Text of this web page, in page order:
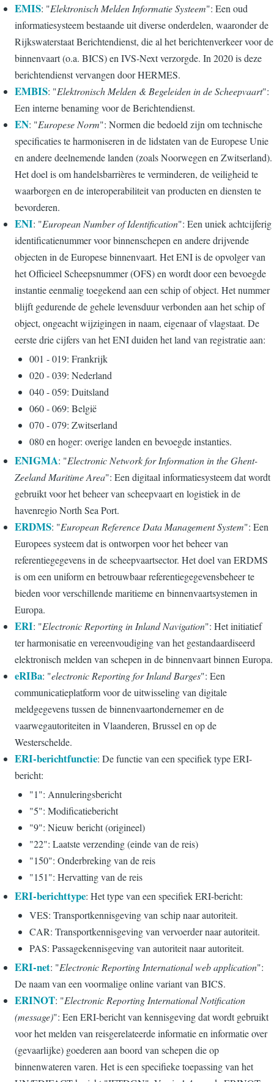
EMIS: "Elektronisch Melden Informatie Systeem": Een oud
informatiesysteem bestaande uit diverse onderdelen, waaronder de
Rijkswaterstaat Berichtendienst, die al het berichtenverkeer voor de
binnenvaart (o.a. BICS) en IVS-Next verzorgde. In 2020 is deze
berichtendienst vervangen door HERMES.
EMBIS: "Elektronisch Melden & Begeleiden in de Scheepvaart":
Een interne benaming voor de Berichtendienst.
EN: "Europese Norm": Normen die bedoeld zijn om technische
specificaties te harmoniseren in de lidstaten van de Europese Unie
en andere deelnemende landen (zoals Noorwegen en Zwitserland).
Het doel is om handelsbarrières te verminderen, de veiligheid te
waarborgen en de interoperabiliteit van producten en diensten te
bevorderen.
ENI: "European Number of Identification": Een uniek achtcijferig
identificatienummer voor binnenschepen en andere drijvende
objecten in de Europese binnenvaart. Het ENI is de opvolger van
het Officieel Scheepsnummer (OFS) en wordt door een bevoegde
instantie eenmalig toegekend aan een schip of object. Het nummer
blijft gedurende de gehele levensduur verbonden aan het schip of
object, ongeacht wijzigingen in naam, eigenaar of vlagstaat. De
eerste drie cijfers van het ENI duiden het land van registratie aan:
001 - 019: Frankrijk
020 - 039: Nederland
040 - 059: Duitsland
060 - 069: België
070 - 079: Zwitserland
080 en hoger: overige landen en bevoegde instanties.
ENIGMA: "Electronic Network for Information in the Ghent-
Zeeland Maritime Area": Een digitaal informatiesysteem dat wordt
gebruikt voor het beheer van scheepvaart en logistiek in de
havenregio North Sea Port.
ERDMS: "European Reference Data Management System": Een
Europees systeem dat is ontworpen voor het beheer van
referentiegegevens in de scheepvaartsector. Het doel van ERDMS
is om een uniform en betrouwbaar referentiegegevensbeheer te
bieden voor verschillende maritieme en binnenvaartsystemen in
Europa.
ERI: "Electronic Reporting in Inland Navigation": Het initiatief
ter harmonisatie en vereenvoudiging van het gestandaardiseerd
elektronisch melden van schepen in de binnenvaart binnen Europa.
eRIBa: "electronic Reporting for Inland Barges": Een
communicatieplatform voor de uitwisseling van digitale
meldgegevens tussen de binnenvaartondernemer en de
vaarwegautoriteiten in Vlaanderen, Brussel en op de
Westerschelde.
ERI-berichtfunctie: De functie van een specifiek type ERI-
bericht:
"1": Annuleringsbericht
"5": Modificatiebericht
"9": Nieuw bericht (origineel)
"22": Laatste verzending (einde van de reis)
"150": Onderbreking van de reis
"151": Hervatting van de reis
ERI-berichttype: Het type van een specifiek ERI-bericht:
VES: Transportkennisgeving van schip naar autoriteit.
CAR: Transportkennisgeving van vervoerder naar autoriteit.
PAS: Passagekennisgeving van autoriteit naar autoriteit.
ERI-net: "Electronic Reporting International web application":
De naam van een voormalige online variant van BICS.
ERINOT: "Electronic Reporting International Notification
(message)": Een ERI-bericht van kennisgeving dat wordt gebruikt
voor het melden van reisgerelateerde informatie en informatie over
(gevaarlijke) goederen aan boord van schepen die op
binnenwateren varen. Het is een specifieke toepassing van het